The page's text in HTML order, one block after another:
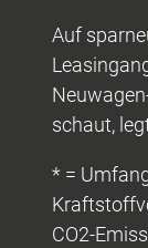
Auf
schaut,
* =
CO2-